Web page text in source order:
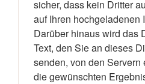
sicher, dass kein Dritter
auf Ihren hochgeladenen
Darüber hinaus wird das
Text, den Sie an dieses
senden, von den Servern
die gewünschten